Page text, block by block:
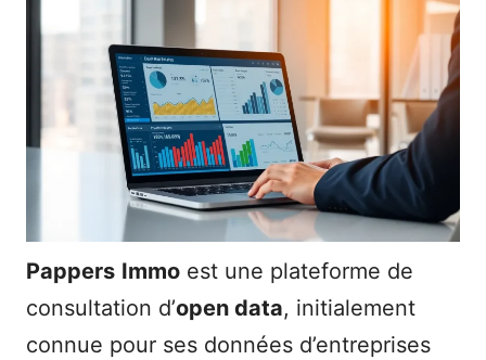
Pappers Immo est une plateforme de
consultation d’open data, initialement
connue pour ses données d’entreprises